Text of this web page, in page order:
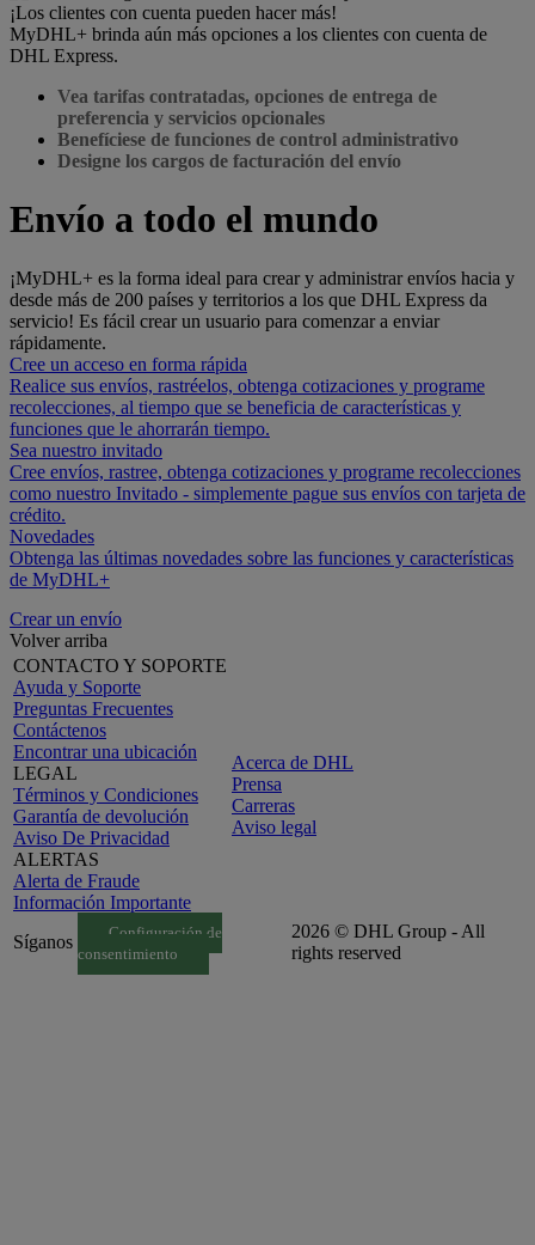
¡Los clientes con cuenta pueden hacer más!
MyDHL+ brinda aún más opciones a los clientes con cuenta de
DHL Express.
Vea tarifas contratadas, opciones de entrega de
preferencia y servicios opcionales
Benefíciese de funciones de control administrativo
Designe los cargos de facturación del envío
Envío a todo el mundo
¡MyDHL+ es la forma ideal para crear y administrar envíos hacia y
desde más de 200 países y territorios a los que DHL Express da
servicio! Es fácil crear un usuario para comenzar a enviar
rápidamente.
Cree un acceso en forma rápida
Realice sus envíos, rastréelos, obtenga cotizaciones y programe
recolecciones, al tiempo que se beneficia de características y
funciones que le ahorrarán tiempo.
Sea nuestro invitado
Cree envíos, rastree, obtenga cotizaciones y programe recolecciones
como nuestro Invitado - simplemente pague sus envíos con tarjeta de
crédito.
Novedades
Obtenga las últimas novedades sobre las funciones y características
de MyDHL+
Crear un envío
Volver arriba
CONTACTO Y SOPORTE
Ayuda y Soporte
Preguntas Frecuentes
Contáctenos
Encontrar una ubicación
LEGAL
Términos y Condiciones
Garantía de devolución
Aviso De Privacidad
ALERTAS
Alerta de Fraude
Información Importante
Acerca de DHL
Prensa
Carreras
Aviso legal
Síganos
Configuración de
consentimiento
2026 © DHL Group - All
rights reserved